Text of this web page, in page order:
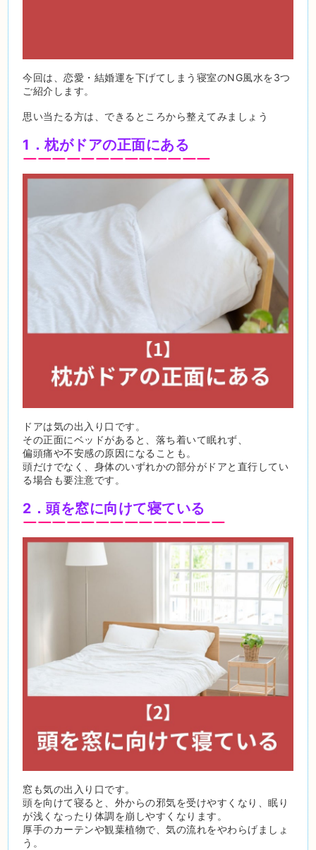
今回は、恋愛・結婚運を下げてしまう寝室のNG風水を3つ
ご紹介します。
思い当たる方は、できるところから整えてみましょう
1．枕がドアの正面にある
￣￣￣￣￣￣￣￣￣￣￣￣￣
ドアは気の出入り口です。
その正面にベッドがあると、落ち着いて眠れず、
偏頭痛や不安感の原因になることも。
頭だけでなく、身体のいずれかの部分がドアと直行してい
る場合も要注意です。
2．頭を窓に向けて寝ている
￣￣￣￣￣￣￣￣￣￣￣￣￣￣
窓も気の出入り口です。
頭を向けて寝ると、外からの邪気を受けやすくなり、眠り
が浅くなったり体調を崩しやすくなります。
厚手のカーテンや観葉植物で、気の流れをやわらげましょ
う。